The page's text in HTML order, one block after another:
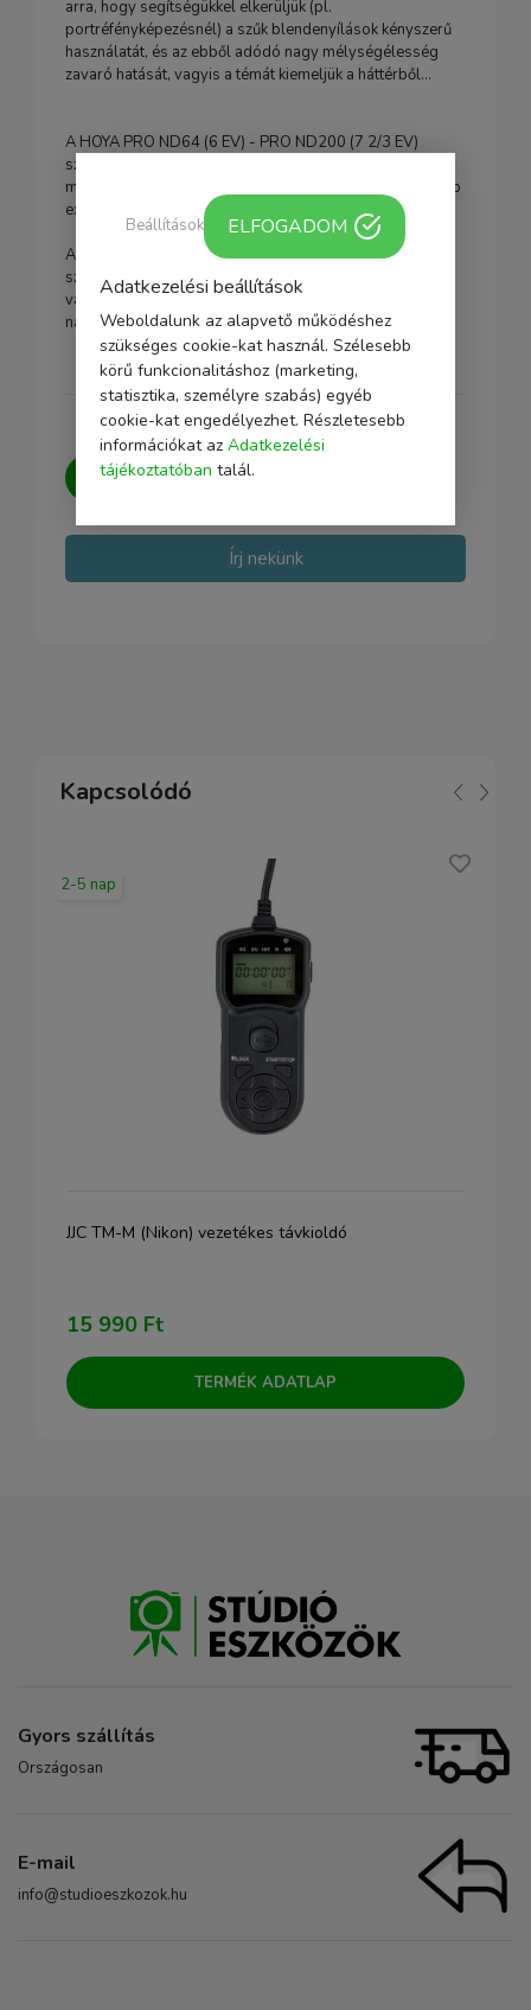
arra, hogy segítségükkel elkerüljük (pl.
portréfényképezésnél) a szűk blendenyílások kényszerű
használatát, és az ebből adódó nagy mélységélesség
zavaró hatását, vagyis a témát kiemeljük a háttérből...
A HOYA PRO ND64 (6 EV) - PRO ND200 (7 2/3 EV)
szűrők alkalmasak a mozgás érzékeltetésére a
mindennapi életben azzal, hogy lehetővé teszik hosszabb
expozíciós idők alkalmazását.
A HOYA PRO ND500 (9 EV) és PRO ND1000 (10 EV)
szűrők lehetővé teszik hosszabb expozíciós idő
választását az irrealisztikus képi ábrázolásmód, illetve a
nap fényképezése során (szoláris fotográfia).
Kérdésed van?
Írj nekünk
Kapcsolódó
2-5 nap
JJC TM-M (Nikon) vezetékes távkioldó
15 990 Ft
TERMÉK ADATLAP
Gyors szállítás
Országosan
E-mail
info@studioeszkozok.hu
Adatkezelési beállítások
Weboldalunk az alapvető működéshez
szükséges cookie-kat használ. Szélesebb
körű funkcionalitáshoz (marketing,
statisztika, személyre szabás) egyéb
cookie-kat engedélyezhet. Részletesebb
információkat az Adatkezelési
tájékoztatóban talál.
Beállítások ELFOGADOM